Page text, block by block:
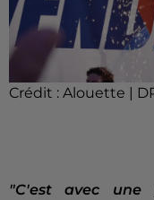
Crédit : Alouette |
"C'est avec une